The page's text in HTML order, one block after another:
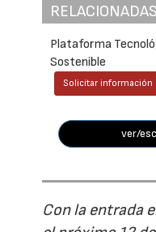
RELACIONADAS
Plataforma
Sostenible
Solicitar información
ver/
Con la entrada